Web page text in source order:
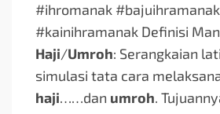
#ihromanak #bajuihramanak
#kainihramanak Definisi
Haji/Umroh: Serangkaian
simulasi tata cara
haji……dan umroh.